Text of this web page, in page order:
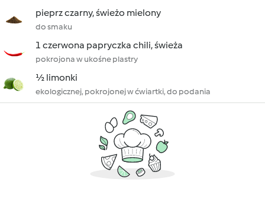
pieprz czarny, świeżo mielony
do smaku
1 czerwona papryczka chili, świeża
pokrojona w ukośne plastry
½ limonki
ekologicznej, pokrojonej w ćwiartki, do podania